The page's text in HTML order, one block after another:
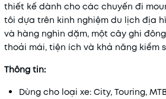
thiết kế dành cho các chuyến đi
tôi dựa trên kinh nghiệm du lịch địa
và hàng nghìn dặm, một cây ghi
thoải mái, tiện ích và khả năng kiểm
Thông tin:
Dùng cho loại xe: City, Touring,